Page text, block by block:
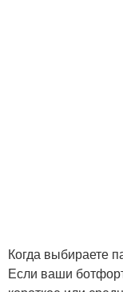
Когда выбираете
Если ваши